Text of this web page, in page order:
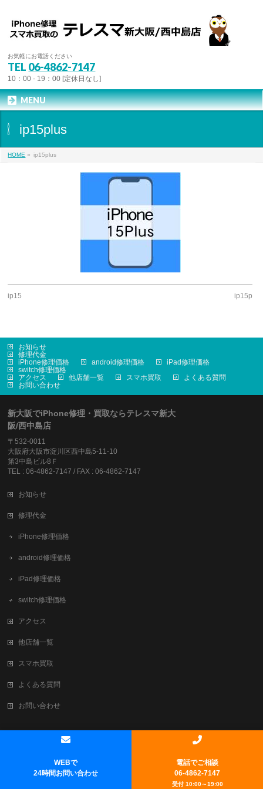
お気軽にお電話ください
TEL 06-4862-7147
10：00 - 19：00 [定休日なし]
MENU
ip15plus
HOME » ip15plus
ip15 ip15p
お知らせ
修理代金
iPhone修理価格
android修理価格
iPad修理価格
switch修理価格
アクセス
他店舗一覧 スマホ買取
よくある質問
お問い合わせ
新大阪でiPhone修理・買取ならテレスマ新大
阪/西中島店
〒532-0011
大阪府大阪市淀川区西中島5-11-10
第3中島ビル8Ｆ
TEL : 06-4862-7147 / FAX : 06-4862-7147
お知らせ
修理代金
iPhone修理価格
android修理価格
iPad修理価格
switch修理価格
アクセス
他店舗一覧
スマホ買取
よくある質問
お問い合わせ
新大阪でiPhone修理・買取ならテレスマ新大阪/西中島店
Powered byWordPress Vektor,Inc.technology.
WEBで
24時間お問い合わせ
電話でご相談
06-4862-7147
受付 10:00～19:00